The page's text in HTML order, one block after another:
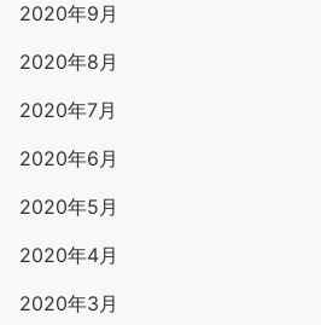
2020年9月
2020年8月
2020年7月
2020年6月
2020年5月
2020年4月
2020年3月